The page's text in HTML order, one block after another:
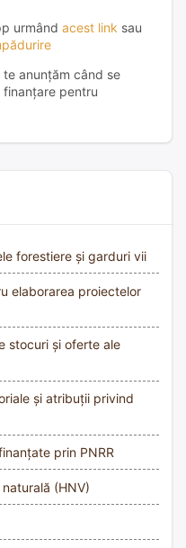
urmând acest link sau
te anunțăm când se
finanțare pentru
forestiere și garduri vii
elaborarea proiectelor
stocuri și oferte ale
și atribuții privind
prin PNRR
(HNV)